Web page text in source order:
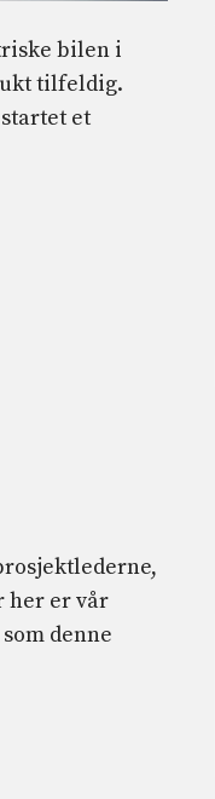
bilen i
tilfeldig.
et
her er vår
denne